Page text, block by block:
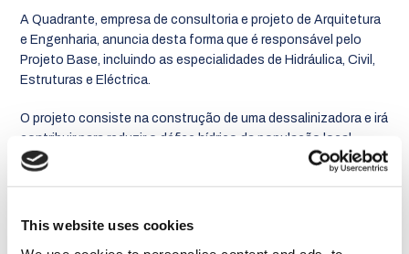
This website uses cookies
A Quadrante, empresa de consultoria e projeto de Arquitetura
e Engenharia, anuncia desta forma que é responsável pelo
Projeto Base, incluindo as especialidades de Hidráulica, Civil,
Estruturas e Eléctrica.
O projeto consiste na construção de uma dessalinizadora e irá
contribuir para reduzir o défice hídrico da população local,
garantindo a produção simultânea de água potável para uso
água salgada já existentes na central termoelétrica e permite